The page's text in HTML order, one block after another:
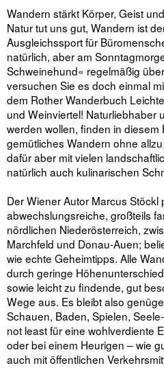
Wandern stärkt Körper, Geist
Natur tut uns gut, Wandern ist
Ausgleichssport für
natürlich, aber am
Schweinehund« regelmäßig
versuchen Sie es doch einmal
dem Rother Wanderbuch
und Weinviertel! Naturliebhaber
werden wollen, finden in
gemütliches Wandern ohne
dafür aber mit vielen
natürlich auch kulinarischen
Der Wiener Autor Marcus Stöckl
abwechslungsreiche, großteils
nördlichen Niederösterreich,
Marchfeld und Donau-Auen;
wie echte Geheimtipps. Alle
durch geringe
sowie leicht zu findende, gut
Wege aus. Es bleibt also
Schauen, Baden, Spielen,
not least für eine wohlverdiente
oder bei einem Heurigen – wie
auch mit öffentlichen